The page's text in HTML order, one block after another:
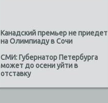
Канадский премьер не приедет
на Олимпиаду в Сочи
СМИ: Губернатор Петербурга
может до осени уйти в
отставку